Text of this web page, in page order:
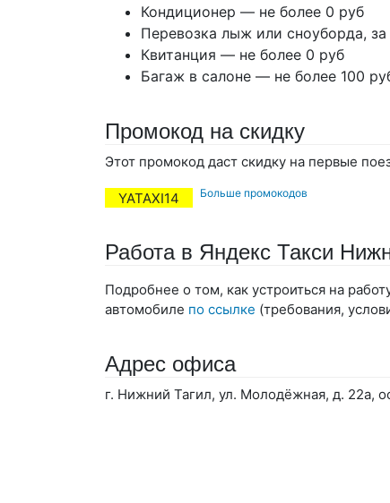
Кондиционер — не более 0 руб
Перевозка лыж или сноуборда,
Квитанция — не более 0 руб
Багаж в салоне — не более 100
Промокод на скидку
Этот промокод даст скидку на первые
YATAXI14 Больше промокодов
Работа в Яндекс Такси
Подробнее о том, как устроиться на
автомобиле по ссылке (требования,
Адрес офиса
г. Нижний Тагил, ул. Молодёжная, д. 22а,